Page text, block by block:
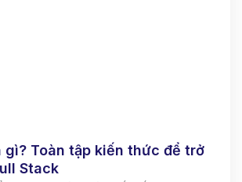
gì? Toàn tập kiến thức để trở
Stack